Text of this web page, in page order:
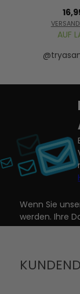
AUF
Wenn Sie
werden. Ihre